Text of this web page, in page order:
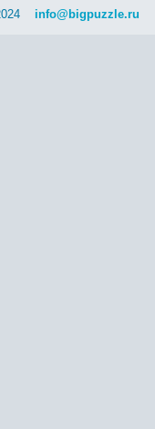
info@bigpuzzle.ru